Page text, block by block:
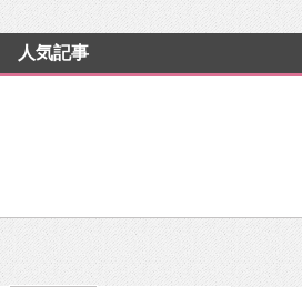
人気記事